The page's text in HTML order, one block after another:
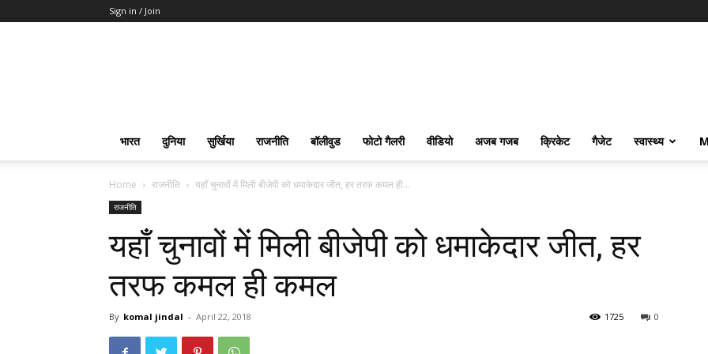
Sign in / Join
भारत दुनिया सुर्खिया राजनीति बॉलीवुड फोटो गैलरी वीडियो अजब गजब क्रिकेट गैजेट स्वास्थ्य
Home राजनीति यहाँ चुनावों में मिली बीजेपी को धमाकेदार जीत, हर तरफ कमल ही...
राजनीति
यहाँ चुनावों में मिली बीजेपी को धमाकेदार जीत, हर
तरफ कमल ही कमल
By komal jindal - April 22, 2018 0
1725